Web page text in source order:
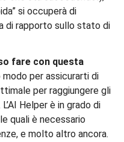
si occuperà di
di rapporto sullo stato di
fare con questa
per assicurarti di
per raggiungere gli
Helper è in grado di
quali è necessario
e molto altro ancora.